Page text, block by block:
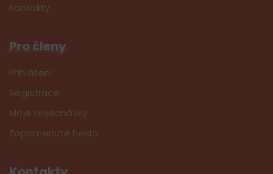
Kontakty
Pro členy
Přihlášení
Registrace
Moje objednávky
Zapomenuté heslo